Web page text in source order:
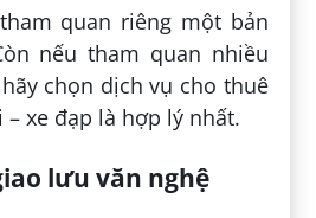
quan riêng một bản
nếu tham quan nhiều
chọn dịch vụ cho thuê
xe đạp là hợp lý nhất.
lưu văn nghệ